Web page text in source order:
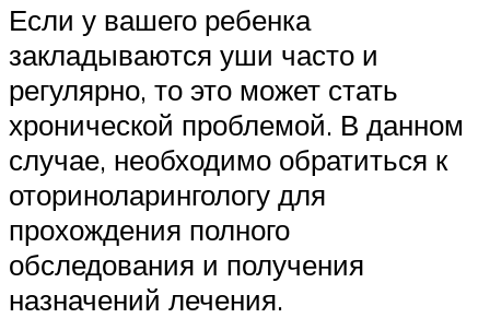
Если у вашего ребенка
закладываются уши часто и
регулярно, то это может стать
хронической проблемой. В данном
случае, необходимо обратиться к
оториноларингологу для
прохождения полного
обследования и получения
назначений лечения.